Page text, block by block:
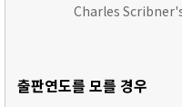
Charles
출판연도를 모를 경우